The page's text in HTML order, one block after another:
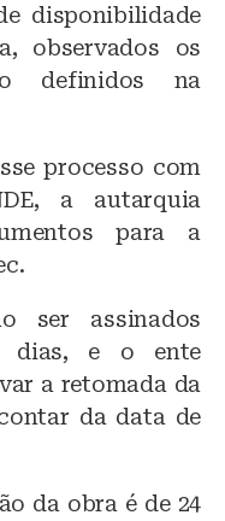
disponibilidade
observados os
definidos na
processo com
a autarquia
para a
ser assinados
dias, e o ente
a retomada da
da data de
da obra é de 24